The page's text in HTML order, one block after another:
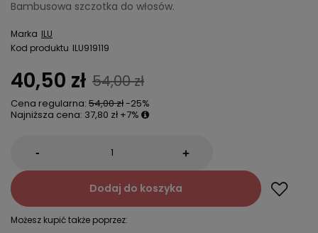
Bambusowa szczotka do włosów.
Marka ILU
Kod produktu ILU919119
40,50 zł 54,00 zł
Cena regularna: 54,00 zł-25%
Najniższa cena: 37,80 zł +7%
- +
Dodaj do koszyka
Możesz kupić także poprzez: